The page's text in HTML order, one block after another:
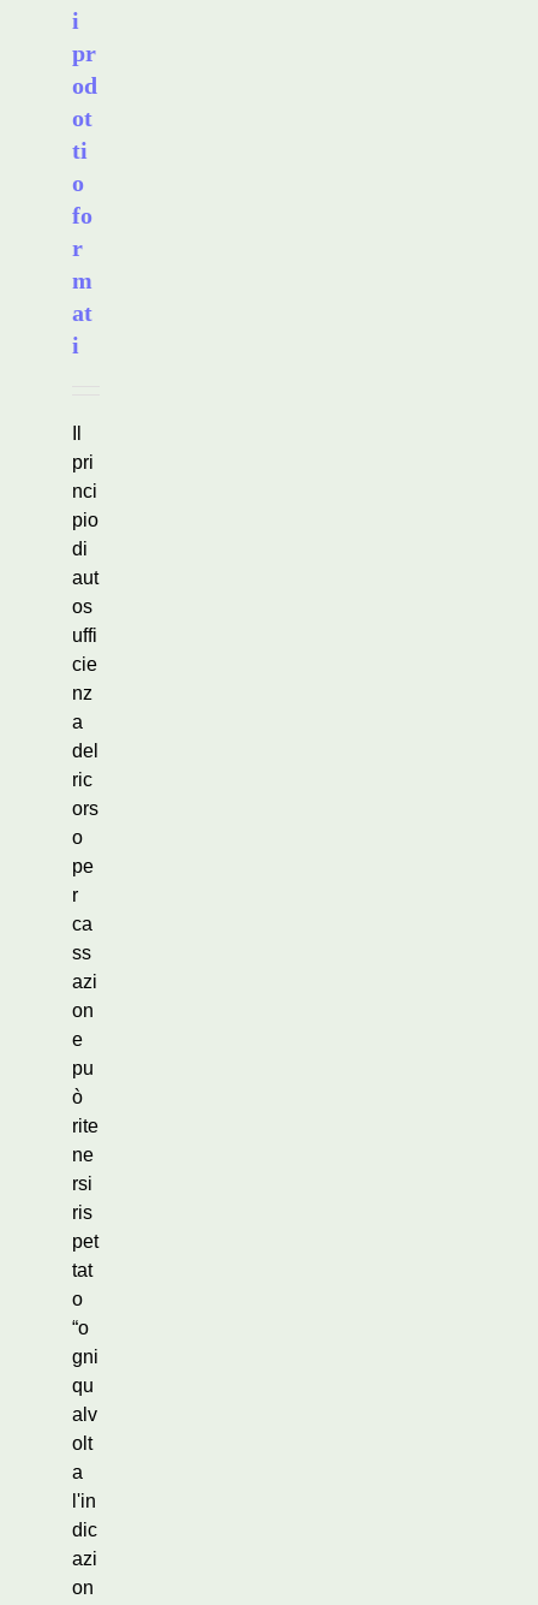
i
pr
od
ot
ti
o
fo
r
m
at
i
pri
nci
pio
di
aut
os
uffi
cie
nz
a
del
ric
ors
o
pe
r
ca
ss
azi
on
e
pu
ò
rite
ne
rsi
ris
pet
tat
o
“o
gni
qu
alv
olt
a
l'in
dic
azi
on